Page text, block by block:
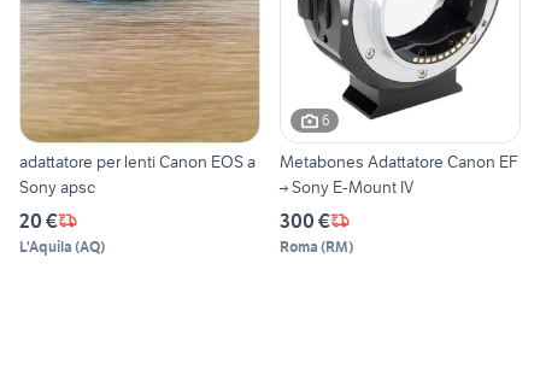
adattatore per lenti Canon EOS a
Sony apsc
20 €
L'Aquila (AQ)
6
Metabones Adattatore Canon EF
→ Sony E-Mount IV
300 €
Roma (RM)